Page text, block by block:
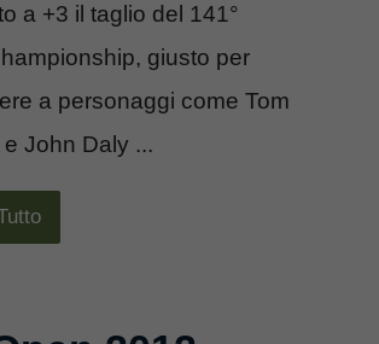
a +3 il taglio del 141°
giusto per
a personaggi come Tom
John Daly ...